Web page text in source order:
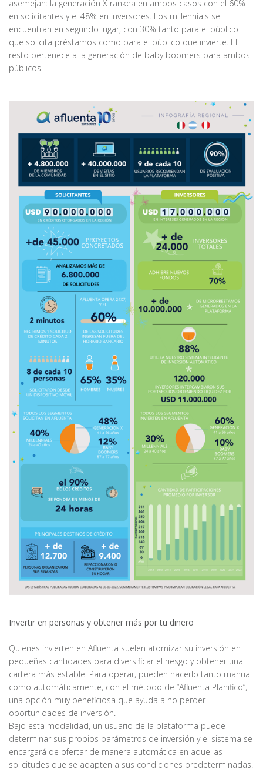
asemejan: la generación X rankea en ambos casos con el 60%
en solicitantes y el 48% en inversores. Los millennials se
encuentran en segundo lugar, con 30% tanto para el público
que solicita préstamos como para el público que invierte. El
resto pertenece a la generación de baby boomers para ambos
públicos.
Invertir en personas y obtener más por tu dinero
Quienes invierten en Afluenta suelen atomizar su inversión en
pequeñas cantidades para diversificar el riesgo y obtener una
cartera más estable. Para operar, pueden hacerlo tanto manual
como automáticamente, con el método de “Afluenta Planifico”,
una opción muy beneficiosa que ayuda a no perder
oportunidades de inversión.
Bajo esta modalidad, un usuario de la plataforma puede
determinar sus propios parámetros de inversión y el sistema se
encargará de ofertar de manera automática en aquellas
solicitudes que se adapten a sus condiciones predeterminadas.